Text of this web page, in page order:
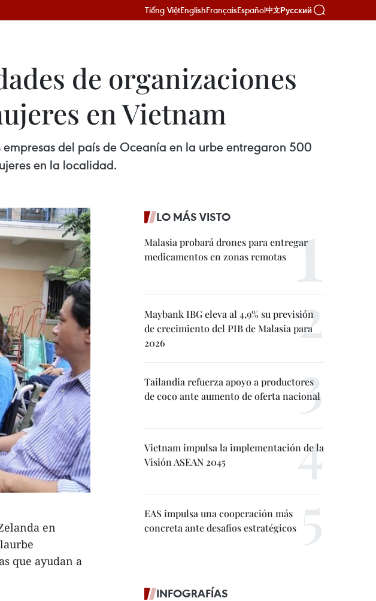
Tiếng ViệtEnglishFrançaisEspañol中文Русский
de organizaciones
en Vietnam
del país de Oceanía en la urbe entregaron 500
en la localidad.
en
que ayudan a
LO MÁS VISTO
Malasia probará drones para entregar
medicamentos en zonas remotas
Maybank IBG eleva al 4,9% su previsión
de crecimiento del PIB de Malasia para
2026
Tailandia refuerza apoyo a productores
de coco ante aumento de oferta nacional
Vietnam impulsa la implementación de la
Visión ASEAN 2045
EAS impulsa una cooperación más
concreta ante desafíos estratégicos
INFOGRAFÍAS